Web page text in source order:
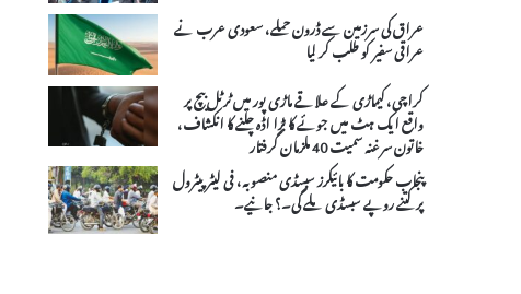
عراق کی سرزمین سے ڈرون حملے، سعودی عرب نے
عراقی سفیر کو طلب کر لیا
کراچی، کیماڑی کے علاقے ماڑی پور میں ٹرٹل بیچ پر
واقع ایک ہٹ میں جوئے کا بڑا اڈہ چلنے کا انکشاف،
خاتون سرغنہ سمیت 40 ملزمان گرفتار
پنجاب حکومت کا بائیکرز سبسڈی منصوبہ، فی لیٹر پیٹرول
پر کتنے روپے سبسڈی ملے گی۔؟ جانیے۔